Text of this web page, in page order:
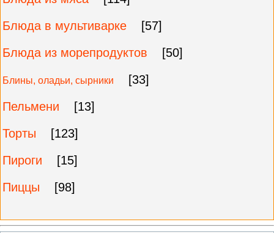
Блюда в мультиварке
[57]
Блюда из морепродуктов
[50]
Блины, оладьи, сырники
[33]
Пельмени
[13]
Торты
[123]
Пироги
[15]
Пиццы
[98]